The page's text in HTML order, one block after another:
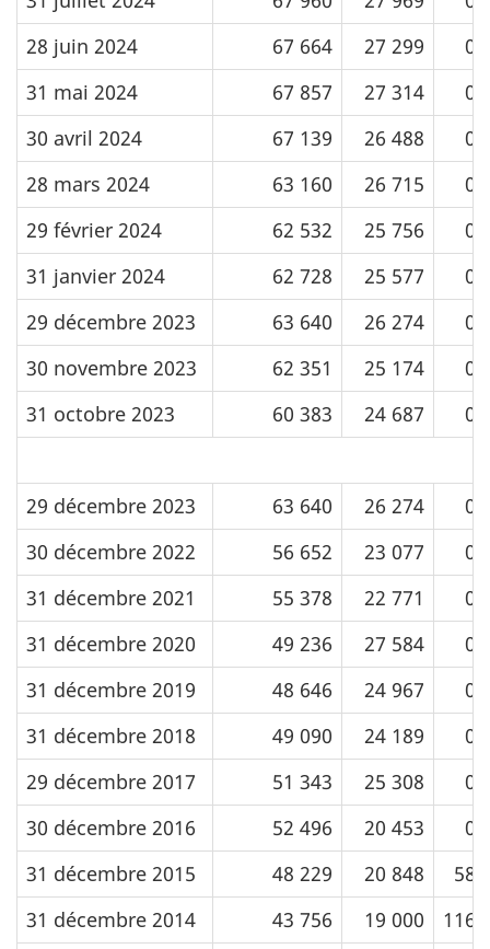
28 juin 2024
67 664 27 299
0
31 mai 2024
67 857 27 314
0
30 avril 2024
67 139 26 488
0
28 mars 2024
63 160 26 715
0
29 février 2024
62 532 25 756
0
31 janvier 2024
62 728 25 577
0
29 décembre 2023
63 640 26 274
0
30 novembre 2023
62 351 25 174
0
31 octobre 2023
60 383 24 687 0
29 décembre 2023 63 640 26 274
0
30 décembre 2022
56 652 23 077
0
31 décembre 2021
55 378 22 771
0
31 décembre 2020
49 236 27 584
0
31 décembre 2019
48 646 24 967
0
31 décembre 2018
49 090 24 189
0
29 décembre 2017
51 343 25 308
0
30 décembre 2016
52 496 20 453
0
31 décembre 2015
48 229 20 848
58
31 décembre 2014
43 756 19 000
116